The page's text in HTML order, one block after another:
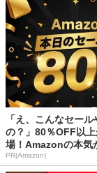
「え、こんなセー
の？」80％OFF以
場！Amazonの本気
PR(Amazon)